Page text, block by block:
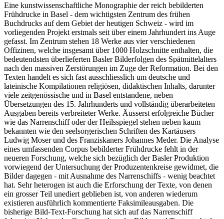
Eine kunstwissenschaftliche Monographie der reich bebilderten
Frühdrucke in Basel - dem wichtigsten Zentrum des frühen
Buchdrucks auf dem Gebiet der heutigen Schweiz - wird im
vorliegenden Projekt erstmals seit über einem Jahrhundert ins Auge
gefasst. Im Zentrum stehen 18 Werke aus vier verschiedenen
Offizinen, welche insgesamt über 1000 Holzschnitte enthalten, die
bedeutendsten überlieferten Basler Bilderfolgen des Spätmittelalters
nach den massiven Zerstörungen im Zuge der Reformation. Bei den
Texten handelt es sich fast ausschliesslich um deutsche und
lateinische Kompilationen religiösen, didaktischen Inhalts, darunter
viele zeitgenössische und in Basel entstandene, neben
Übersetzungen des 15. Jahrhunderts und vollständig überarbeiteten
Ausgaben bereits verbreiteter Werke. Äusserst erfolgreiche Bücher
wie das Narrenschiff oder der Heilsspiegel stehen neben kaum
bekannten wie den seelsorgerischen Schriften des Kartäusers
Ludwig Moser und des Franziskaners Johannes Meder. Die Analyse
eines umfassenden Corpus bebilderter Frühdrucke fehlt in der
neueren Forschung, welche sich bezüglich der Basler Produktion
vorwiegend der Untersuchung der Produzentenkreise gewidmet, die
Bilder dagegen - mit Ausnahme des Narrenschiffs - wenig beachtet
hat. Sehr heterogen ist auch die Erforschung der Texte, von denen
ein grosser Teil unediert geblieben ist, von anderen wiederum
existieren ausführlich kommentierte Faksimileausgaben. Die
bisherige Bild-Text-Forschung hat sich auf das Narrenschiff